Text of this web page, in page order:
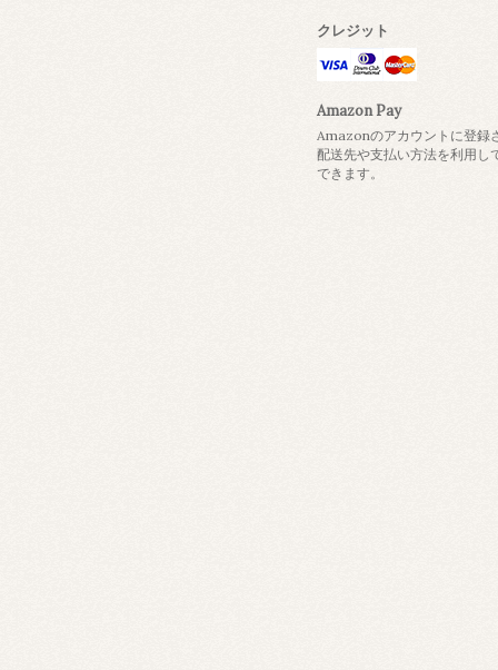
クレジット
Amazon Pay
Amazonのアカウントに登録
配送先や支払い方法を利用し
できます。